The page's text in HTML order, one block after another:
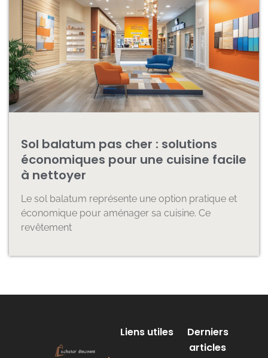
Sol balatum pas cher : solutions
économiques pour une cuisine facile
à nettoyer
Le sol balatum représente une option pratique et
économique pour aménager sa cuisine. Ce
revêtement
Liens utiles
Derniers
articles